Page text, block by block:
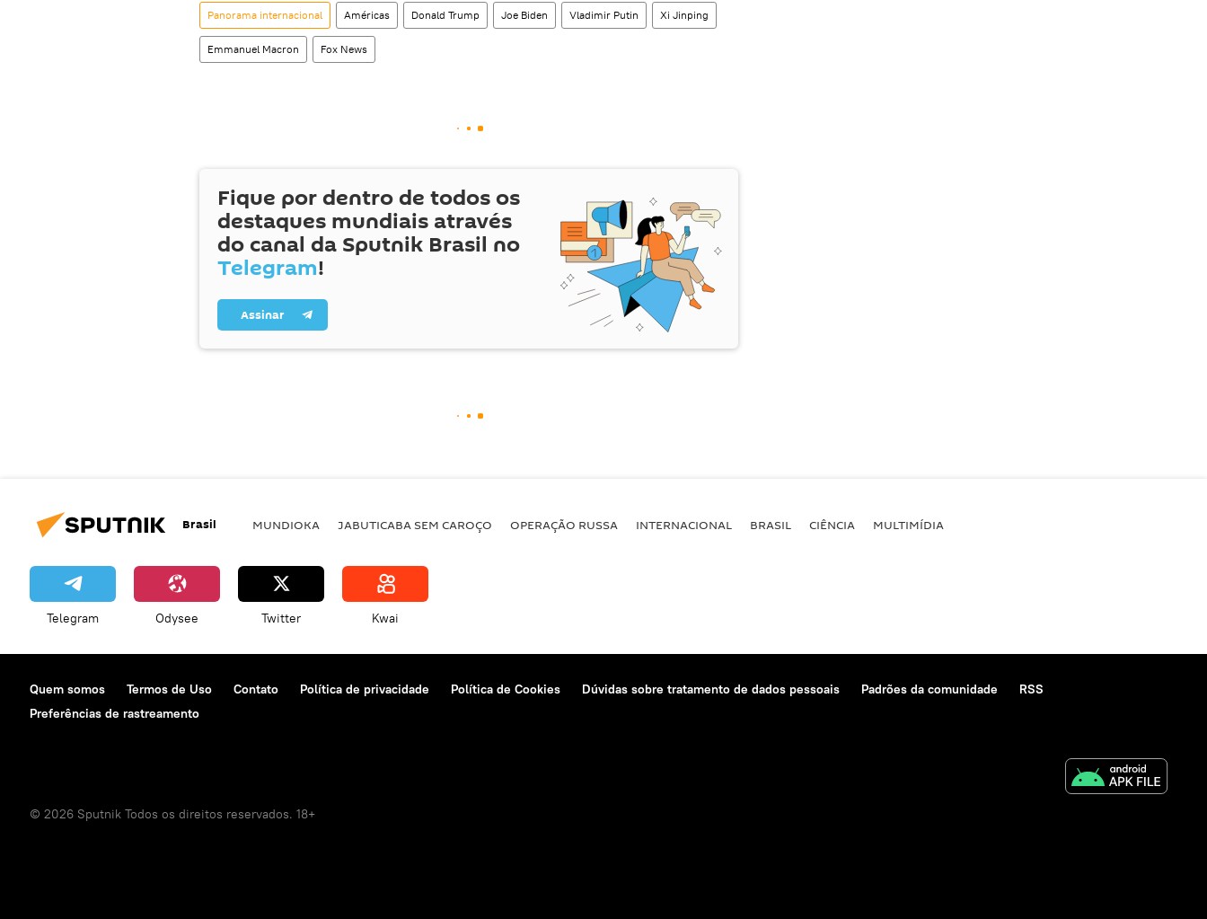
Panorama internacional Américas Donald Trump Joe Biden Vladimir Putin Xi Jinping
Emmanuel Macron Fox News
Fique por dentro de todos os
destaques mundiais através
do canal da Sputnik Brasil no
Telegram!
Assinar
Brasil MUNDIOKA JABUTICABA SEM CAROÇO OPERAÇÃO RUSSA INTERNACIONAL BRASIL CIÊNCIA MULTIMÍDIA
Telegram Odysee Twitter Kwai
Quem somos Termos de Uso Contato Política de privacidade Política de Cookies Dúvidas sobre tratamento de dados pessoais Padrões da comunidade
RSS
Preferências de rastreamento
© 2026 Sputnik Todos os direitos reservados. 18+